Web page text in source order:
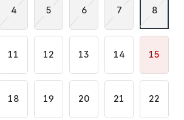
4 5 6 7 8
11 12 13 14 15
18 19 20 21 22